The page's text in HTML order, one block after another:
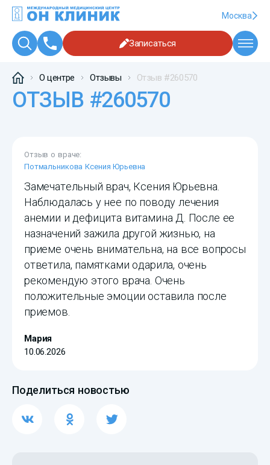
Москва
Записаться
О центре Отзывы Отзыв #260570
ОТЗЫВ #260570
Отзыв о враче:
Потмальникова Ксения Юрьевна
Замечательный врач, Ксения Юрьевна.
Наблюдалась у нее по поводу лечения
анемии и дефицита витамина Д. После ее
назначений зажила другой жизнью, на
приеме очень внимательна, на все вопросы
ответила, памятками одарила, очень
рекомендую этого врача. Очень
положительные эмоции оставила после
приемов.
Мария
10.06.2026
Поделиться новостью